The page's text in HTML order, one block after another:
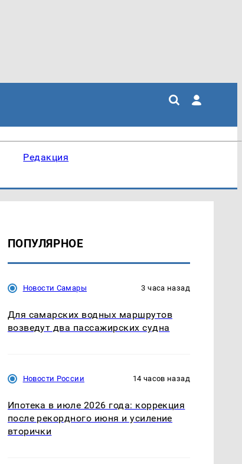
Редакция
ПОПУЛЯРНОЕ
Новости Самары 3 часа назад
Для самарских водных маршрутов
возведут два пассажирских судна
Новости России 14 часов назад
Ипотека в июле 2026 года: коррекция
после рекордного июня и усиление
вторички